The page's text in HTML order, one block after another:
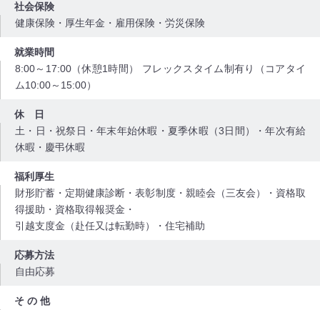
社会保険
健康保険・厚生年金・雇用保険・労災保険
就業時間
8:00～17:00（休憩1時間） フレックスタイム制有り（コアタイ
ム10:00～15:00）
休 日
土・日・祝祭日・年末年始休暇・夏季休暇（3日間）・年次有給
休暇・慶弔休暇
福利厚生
財形貯蓄・定期健康診断・表彰制度・親睦会（三友会）・資格取
得援助・資格取得報奨金・
引越支度金（赴任又は転勤時）・住宅補助
応募方法
自由応募
そ の 他